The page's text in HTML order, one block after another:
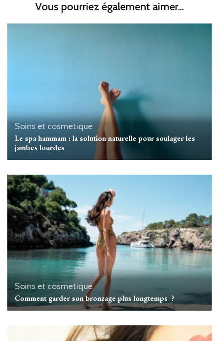
Vous pourriez également aimer...
Soins et cosmetique
Le spa hammam : la solution naturelle pour soulager les
jambes lourdes
Soins et cosmetique
Comment garder son bronzage plus longtemps ?